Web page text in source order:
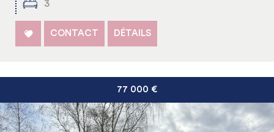
3
CONTACT DÉTAILS
77 000 €